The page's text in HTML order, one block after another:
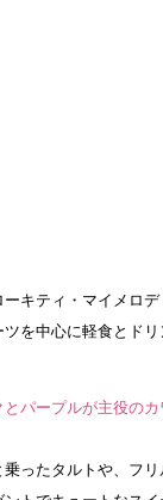
キティ・マイメロ
を中心に軽食とドリ
パープルが主役の
ったタルトや、フ